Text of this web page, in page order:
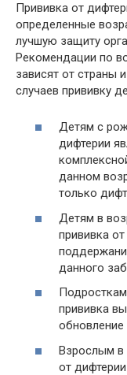
Прививка от
определенные
лучшую защиту
Рекомендации по
зависят от страны
случаев прививку
Детям с
дифтерии
данном
только
Детям в
прививка
данного
прививка
обновление
Взрослым в
от